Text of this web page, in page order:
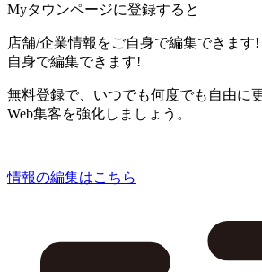
Myタウンページに登録すると
店舗/企業情報をご自身で編集できます!
自身で編集できます!
無料登録で、いつでも何度でも自由に
Web集客を強化しましょう。
情報の編集はこちら